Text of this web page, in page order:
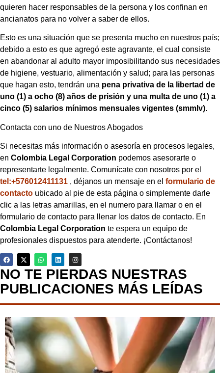
quieren hacer responsables de la persona y los confinan en
ancianatos para no volver a saber de ellos.
Esto es una situación que se presenta mucho en nuestros país;
debido a esto es que agregó este agravante, el cual consiste
en abandonar al adulto mayor imposibilitando sus necesidades
de higiene, vestuario, alimentación y salud; para las personas
que hagan esto, tendrán una pena privativa de la libertad de
uno (1) a ocho (8) años de prisión y una multa de uno (1) a
cinco (5) salarios mínimos mensuales vigentes (smmlv).
Contacta con uno de Nuestros Abogados
Si necesitas más información o asesoría en procesos legales,
en Colombia Legal Corporation podemos asesorarte o
representarte legalmente. Comunícate con nosotros por el
tel:+576012411131 , déjanos un mensaje en el formulario de
contacto ubicado al pie de esta página o simplemente darle
clic a las letras amarillas, en el numero para llamar o en el
formulario de contacto para llenar los datos de contacto. En
Colombia Legal Corporation te espera un equipo de
profesionales dispuestos para atenderte. ¡Contáctanos!
NO TE PIERDAS NUESTRAS
PUBLICACIONES MÁS LEÍDAS